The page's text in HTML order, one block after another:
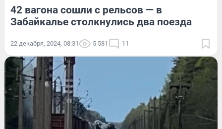
42 вагона сошли с рельсов — в
Забайкалье столкнулись два поезда
22 декабря, 2024, 08:31 5 581 11